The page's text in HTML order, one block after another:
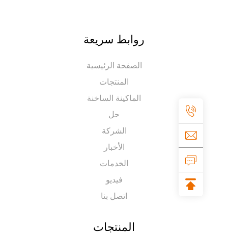
روابط سريعة
الصفحة الرئيسية
المنتجات
الماكينة الساخنة
الشركة
الخدمات
اتصل بنا
المنتجات